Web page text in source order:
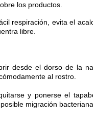
los productos.
respiración, evita el
libre.
desde el dorso de la
al rostro.
y ponerse el
migración